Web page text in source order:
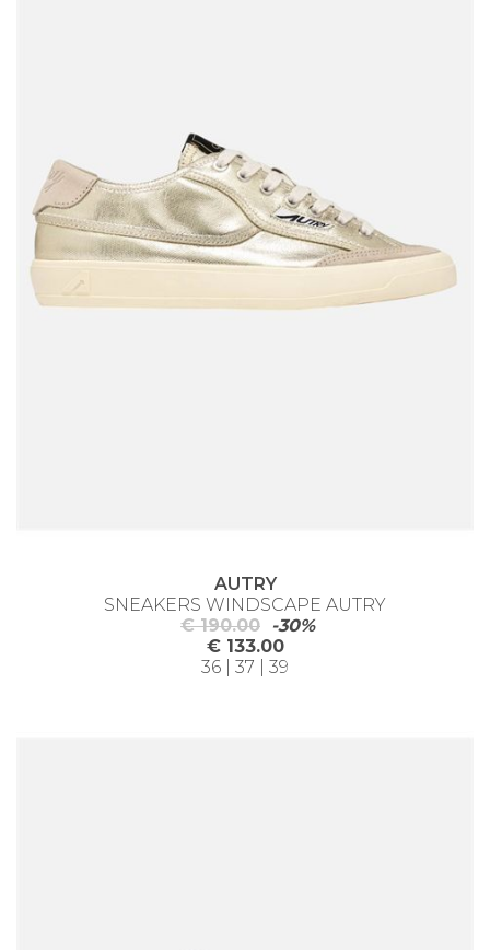
AUTRY
SNEAKERS WINDSCAPE AUTRY
€ 190.00
-30%
€ 133.00
36 | 37 | 39